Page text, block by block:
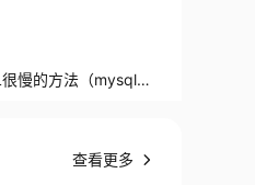
慢的方法（​​mysql_c
查看更多